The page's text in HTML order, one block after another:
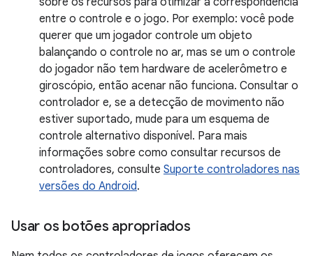
entre o controle e o jogo. Por exemplo: você pode
querer que um jogador controle um objeto
balançando o controle no ar, mas se um o controle
do jogador não tem hardware de acelerômetro e
giroscópio, então acenar não funciona. Consultar o
controlador e, se a detecção de movimento não
estiver suportado, mude para um esquema de
controle alternativo disponível. Para mais
informações sobre como consultar recursos de
controladores, consulte Suporte controladores nas
versões do Android.
Usar os botões apropriados